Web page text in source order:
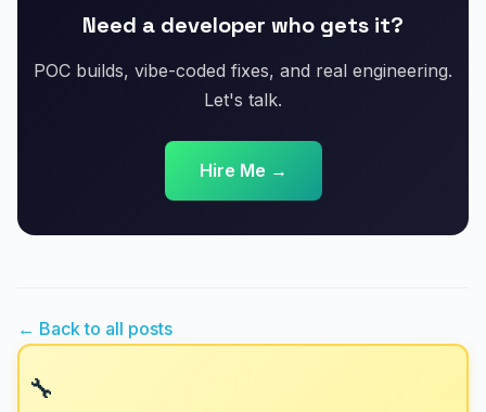
Need a developer who gets it?
POC builds, vibe-coded fixes, and real engineering.
Let's talk.
Hire Me →
← Back to all posts
🔧